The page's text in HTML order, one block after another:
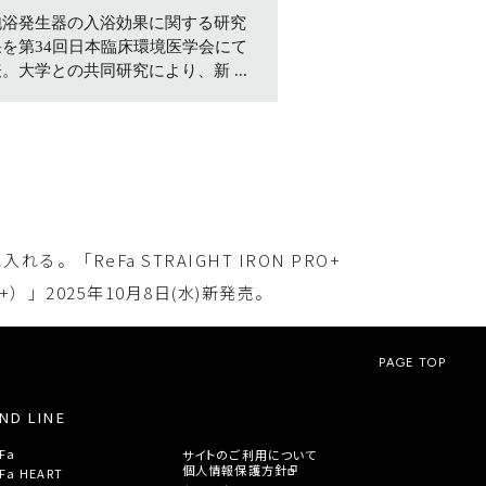
発生器の入浴効果に関する研究
第34回日本臨床環境医学会にて
大学との共同研究により、新 ...
れる。「ReFa STRAIGHT IRON PRO+
」2025年10月8日(水)新発売。
PAGE TOP
LINE
HEART
サイトのご利用について
個人情報保護方針